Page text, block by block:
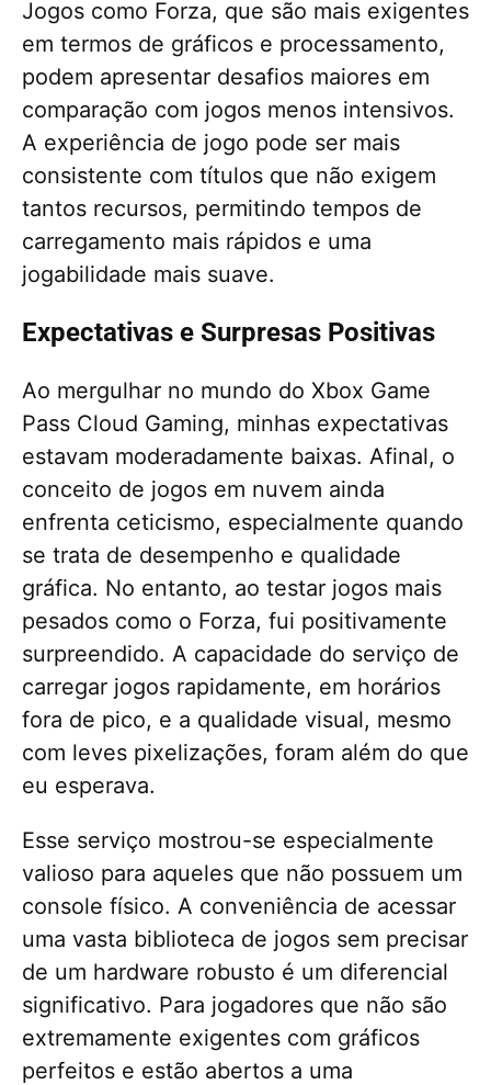
Jogos como Forza, que são mais exigentes
em termos de gráficos e processamento,
podem apresentar desafios maiores em
comparação com jogos menos intensivos.
A experiência de jogo pode ser mais
consistente com títulos que não exigem
tantos recursos, permitindo tempos de
carregamento mais rápidos e uma
jogabilidade mais suave.
Expectativas e Surpresas Positivas
Ao mergulhar no mundo do Xbox Game
Pass Cloud Gaming, minhas expectativas
estavam moderadamente baixas. Afinal, o
conceito de jogos em nuvem ainda
enfrenta ceticismo, especialmente quando
se trata de desempenho e qualidade
gráfica. No entanto, ao testar jogos mais
pesados como o Forza, fui positivamente
surpreendido. A capacidade do serviço de
carregar jogos rapidamente, em horários
fora de pico, e a qualidade visual, mesmo
com leves pixelizações, foram além do que
eu esperava.
Esse serviço mostrou-se especialmente
valioso para aqueles que não possuem um
console físico. A conveniência de acessar
uma vasta biblioteca de jogos sem precisar
de um hardware robusto é um diferencial
significativo. Para jogadores que não são
extremamente exigentes com gráficos
perfeitos e estão abertos a uma